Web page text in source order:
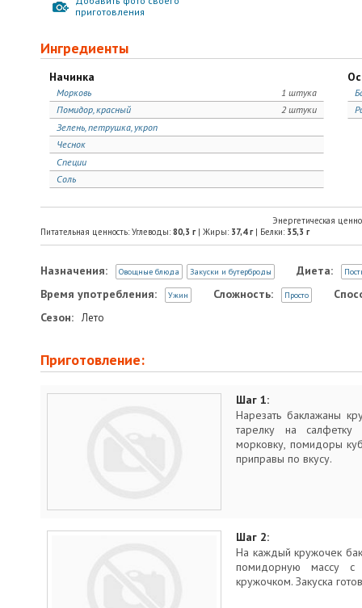
приготовления
Ингредиенты
Начинка
1 штука
Морковь
2 штуки
Помидор, красный
Зелень, петрушка, укроп
Чеснок
Специи
Соль
Энергетическая
Питательная ценность: Углеводы: 80,3 г| Жиры: 37,4г| Белки: 35,3 г
Назначения: Овощные блюда Закуски и бутерброды Диета:
Время употребления: Ужин Сложность: Просто
Сезон: Лето
Приготовление:
Шаг 1:
Нарезать баклажаны
тарелку на салфетку
морковку, помидоры
приправы по вкусу.
Шаг 2:
На каждый кружочек
помидорную массу
кружочком. Закуска